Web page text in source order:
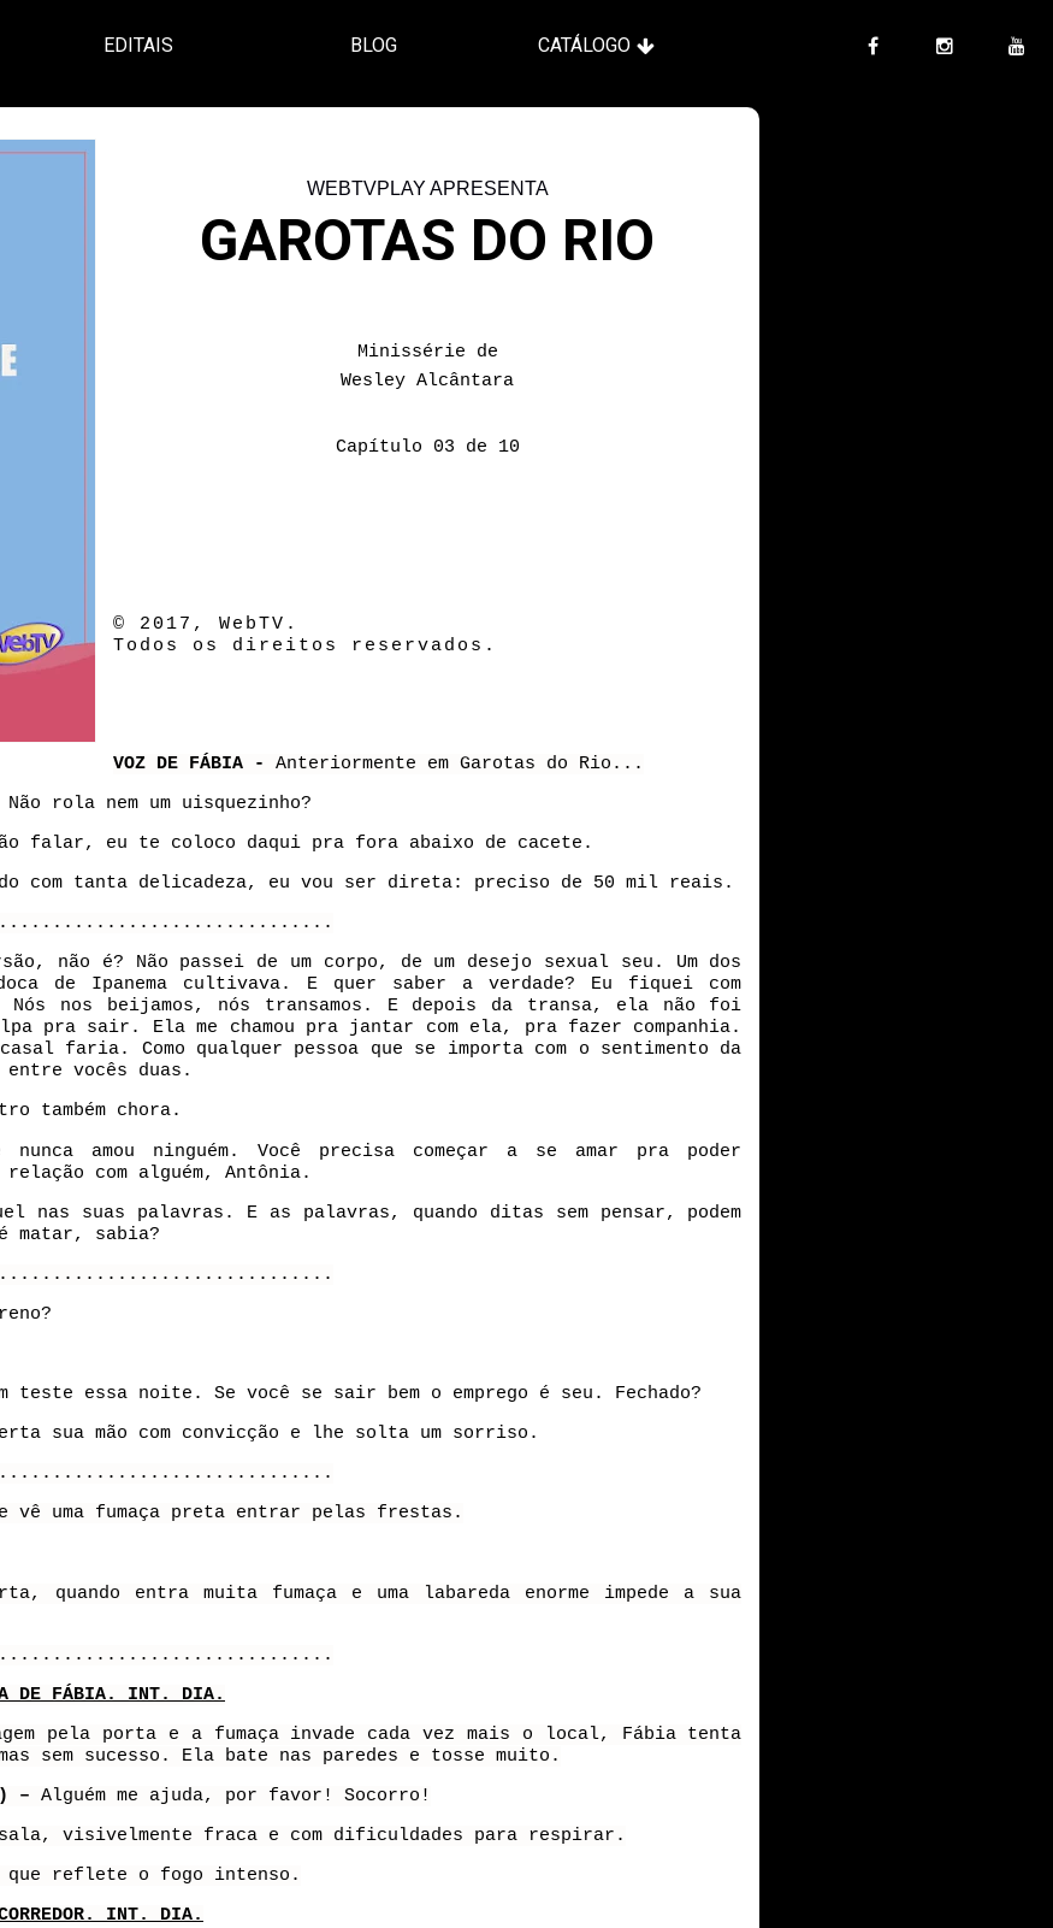
EDITAIS BLOG CATÁLOGO
WEBTVPLAY APRESENTA
GAROTAS DO RIO
Minissérie de
Wesley Alcântara
Capítulo 03 de 10
© 2017, WebTV.
Todos os direitos reservados.
VOZ DE FÁBIA -
Anteriormente em Garotas do Rio...
rola nem um uisquezinho?
falar, eu te coloco daqui pra fora abaixo de cacete.
com tanta delicadeza, eu vou ser direta: preciso de 50 mil reais.
não é? Não passei de um corpo, de um desejo sexual seu. Um dos
de Ipanema cultivava. E quer saber a verdade? Eu fiquei com
Nós nos beijamos, nós transamos. E depois da transa, ela não foi
pra sair. Ela me chamou pra jantar com ela, pra fazer companhia.
faria. Como qualquer pessoa que se importa com o sentimento da
vocês duas.
também chora.
nunca amou ninguém. Você precisa começar a se amar pra poder
com alguém, Antônia.
nas suas palavras. E as palavras, quando ditas sem pensar, podem
matar, sabia?
teste essa noite. Se você se sair bem o emprego é seu. Fechado?
sua mão com convicção e lhe solta um sorriso.
vê uma fumaça preta entrar pelas frestas.
quando entra muita fumaça e uma labareda enorme impede a sua
DE FÁBIA. INT. DIA.
pela porta e a fumaça invade cada vez mais o local, Fábia tenta
sem sucesso. Ela bate nas paredes e tosse muito.
– Alguém me ajuda, por favor! Socorro!
visivelmente fraca e com dificuldades para respirar.
que reflete o fogo intenso.
INT. DIA.